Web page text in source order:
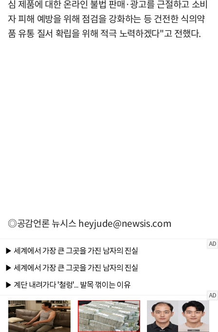
심 제품에 대한 온라인 불법 판매·광고를 근절하고 소비
자 피해 예방을 위해 점검을 강화하는 등 건전한 식의약
품 유통 질서 확립을 위해 적극 노력하겠다"고 전했다.
◎공감언론 뉴시스heyjude@newsis.com